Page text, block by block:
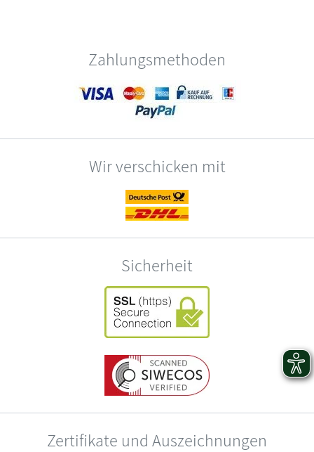
Zahlungsmethoden
Wir verschicken mit
Sicherheit
Zertifikate und Auszeichnungen